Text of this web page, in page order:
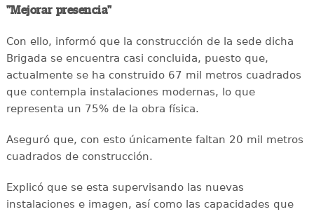
"Mejorar presencia"
Con ello, informó que la construcción de la sede dicha
Brigada se encuentra casi concluida, puesto que,
actualmente se ha construido 67 mil metros cuadrados
que contempla instalaciones modernas, lo que
representa un 75% de la obra física.
Aseguró que, con esto únicamente faltan 20 mil metros
cuadrados de construcción.
Explicó que se esta supervisando las nuevas
instalaciones e imagen, así como las capacidades que